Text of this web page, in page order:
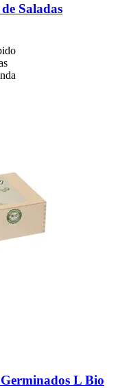
de Saladas
L Bio